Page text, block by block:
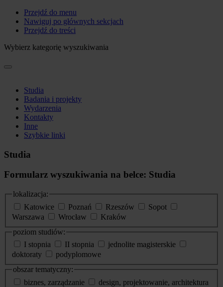
Przejdź do menu
Nawiguj po głównych sekcjach
Przejdź do treści
Wybierz kategorię wyszukiwania
Studia
Badania i projekty
Wydarzenia
Kontakty
Inne
Szybkie linki
Studia
Formularz wyszukiwania na belce: Studia
lokalizacja:
Katowice
Poznań Rzeszów
Sopot
Warszawa
Wrocław
Kraków
poziom studiów:
I stopnia
II stopnia
jednolite magisterskie
doktoraty
podyplomowe
obszar tematyczny:
biznes, zarządzanie
design, projektowanie, architektura